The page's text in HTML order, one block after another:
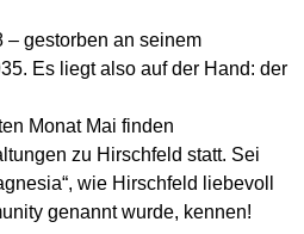
– gestorben an seinem
Es liegt also auf der Hand: der
Monat Mai finden
zu Hirschfeld statt. Sei
wie Hirschfeld liebevoll
genannt wurde, kennen!